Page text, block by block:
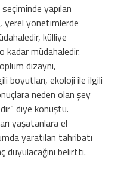
seçiminde yapılan
yerel yönetimlerde
külliye
kadar müdahaledir.
dizaynı,
boyutları, ekoloji ile ilgili
neden olan şey
diye konuştu.
yaşatanlara el
yaratılan tahribatı
belirtti.